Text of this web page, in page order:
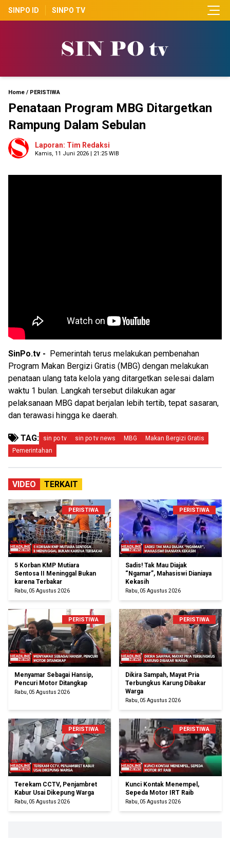
SINPO ID SINPO TV
Home / PERISTIWA
Penataan Program MBG Ditargetkan
Rampung Dalam Sebulan
Laporan: Tim Redaksi
Kamis, 11 Juni 2026 | 21:25 WIB
SinPo.tv -
Pemerintah terus melakukan pembenahan
Program Makan Bergizi Gratis (MBG) dengan melakukan
penataan ulang tata kelola yang ditargetkan selesai dalam
waktu 1 bulan. Langkah tersebut dilakukan agar
pelaksanaan MBG dapat berjalan lebih tertib, tepat sasaran,
dan terawasi hingga ke daerah.
TAG: sin po tv sin po tv news MBG
Makan Bergizi Gratis
Pemerintahan
VIDEO TERKAIT
PERISTIWA
5 Korban KMP Mutiara
Sentosa II Meninggal Bukan
karena Terbakar
Rabu, 05 Agustus 2026
PERISTIWA
Sadis! Tak Mau Diajak
“Ngamar”, Mahasiswi Dianiaya
Kekasih
Rabu, 05 Agustus 2026
PERISTIWA
Menyamar Sebagai Hansip,
Pencuri Motor Ditangkap
Rabu, 05 Agustus 2026
PERISTIWA
Dikira Sampah, Mayat Pria
Terbungkus Karung Dibakar
Warga
Rabu, 05 Agustus 2026
PERISTIWA
Terekam CCTV, Penjambret
Kabur Usai Dikepung Warga
Rabu, 05 Agustus 2026
PERISTIWA
Kunci Kontak Menempel,
Sepeda Motor IRT Raib
Rabu, 05 Agustus 2026